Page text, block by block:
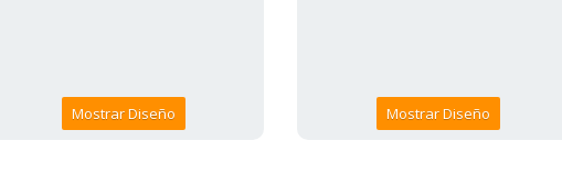
Mostrar Diseño Mostrar Diseño